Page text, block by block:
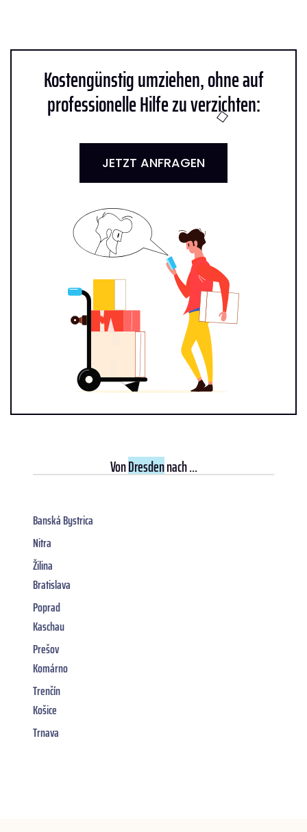
Kostengünstig umziehen, ohne auf
professionelle Hilfe zu verzichten:
JETZT ANFRAGEN
VonDresdennach ...
Banská Bystrica
Nitra
Žilina
Bratislava
Poprad
Kaschau
Prešov
Komárno
Trenčín
Košice
Trnava